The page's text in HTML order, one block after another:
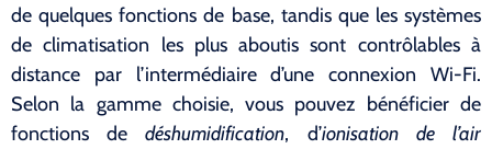
de quelques fonctions de base, tandis que les systèmes
de climatisation les plus aboutis sont contrôlables à
distance par l’intermédiaire d’une connexion Wi-Fi.
Selon la gamme choisie, vous pouvez bénéficier de
fonctions dedéshumidification, d’ionisation de l’air